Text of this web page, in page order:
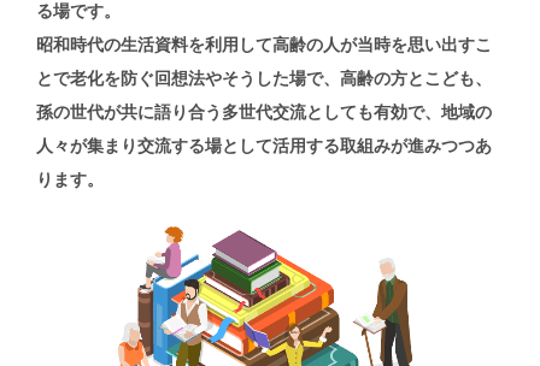
る場です。
昭和時代の生活資料を利用して高齢の人が当時を思い出すこ
とで老化を防ぐ回想法やそうした場で、 高齢の方とこども、
孫の世代が共に語り合う多世代交流としても有効で、 地域の
人々が集まり交流する場として活用する取組みが進みつつあ
ります。